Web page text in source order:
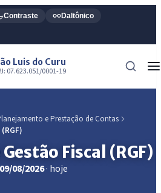
Contraste Daltônico
Luis do Curu
07.623.051/0001-19
e Prestação de Contas
Fiscal (RGF)
09/08/2026· hoje